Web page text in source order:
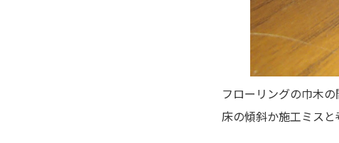
フローリングの巾木の
床の傾斜か施工ミスと